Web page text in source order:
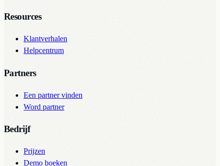
Resources
Klantverhalen
Helpcentrum
Partners
Een partner vinden
Word partner
Bedrijf
Prijzen
Demo boeken